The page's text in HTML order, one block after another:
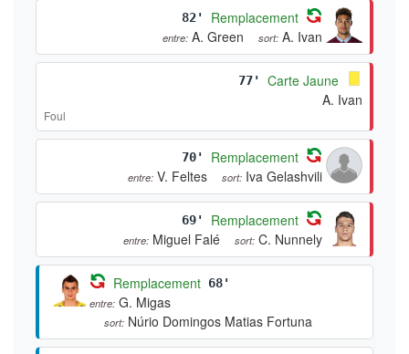
82' Remplacement
entre: A. Green sort: A. Ivan
77'
Carte Jaune
A. Ivan
Foul
70' Remplacement
entre: V. Feltes sort: Iva Gelashvili
69' Remplacement
entre: Miguel Falé sort: C. Nunnely
Remplacement 68'
entre: G. Migas
sort: Núrio Domingos Matias Fortuna